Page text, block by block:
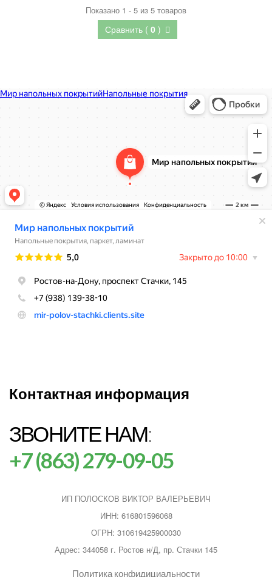
Сравнить ( 0 )
Показано 1 - 5 из 5 товаров
Контактная информация
ЗВОНИТЕ НАМ:
+7 (863) 279-09-05
ИП ПОЛОСКОВ ВИКТОР ВАЛЕРЬЕВИЧ
ИНН: 616801596068
ОГРН: 310619425900030
Адрес: 344058 г. Ростов н/Д, пр. Стачки 145
Политика конфидициальности